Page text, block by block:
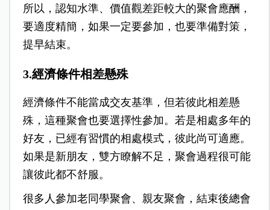
所以，認知水準、價值觀差距較大的聚會應酬，
要適度精簡，如果一定要參加，也要準備對策，
提早結束。
3.經濟條件相差懸殊
經濟條件不能當成交友基準，但若彼此相差懸
殊，這種聚會也要選擇性參加。若是相處多年的
好友，已經有習慣的相處模式，彼此尚可適應。
如果是新朋友，雙方瞭解不足，聚會過程很可能
讓彼此都不舒服。
很多人參加老同學聚會、親友聚會，結束後總會